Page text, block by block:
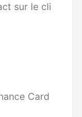
sur le cli
Card